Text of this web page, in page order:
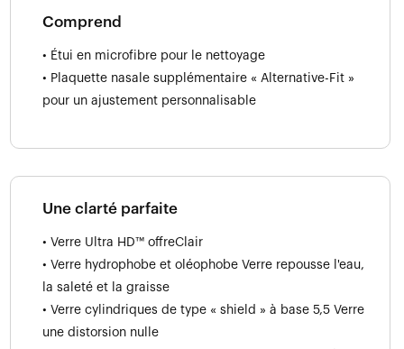
Comprend
• Étui en microfibre pour le nettoyage
• Plaquette nasale supplémentaire « Alternative-Fit »
pour un ajustement personnalisable
Une clarté parfaite
• Verre Ultra HD™ offreClair
• Verre hydrophobe et oléophobe Verre repousse l'eau,
la saleté et la graisse
• Verre cylindriques de type « shield » à base 5,5 Verre
une distorsion nulle